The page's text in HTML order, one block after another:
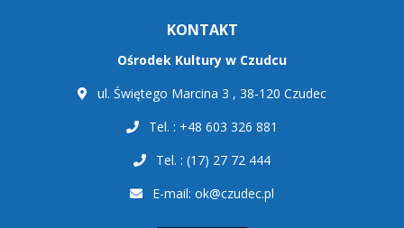
KONTAKT
Ośrodek Kultury w Czudcu
ul. Świętego Marcina 3 , 38-120 Czudec
Tel. : +48 603 326 881
Tel. : (17) 27 72 444
E-mail: ok@czudec.pl